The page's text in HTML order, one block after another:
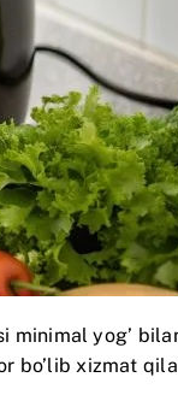
yog’
bo’lib xizmat